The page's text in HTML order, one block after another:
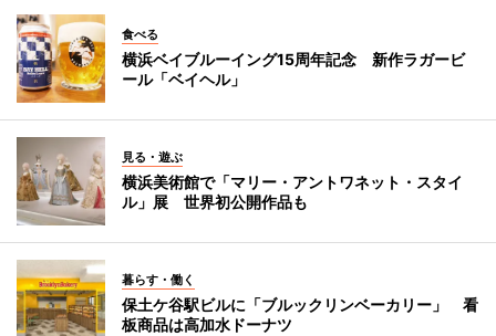
食べる
横浜ベイブルーイング15周年記念 新作ラガービ
ール「ベイヘル」
見る・遊ぶ
横浜美術館で「マリー・アントワネット・スタイ
ル」展 世界初公開作品も
暮らす・働く
保土ケ谷駅ビルに「ブルックリンベーカリー」 看
板商品は高加水ドーナツ